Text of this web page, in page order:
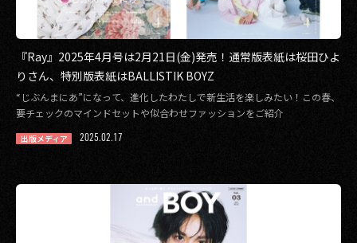
『Ray』2025年4月号は2月21日(金)発売！通常版表紙は桜田ひよ
りさん、特別版表紙はBALLISTIK BOYZ
“じぶんまにあ”になって、進化したわたしで新生活を楽しみたい！この春、
要チェックのマインドセットや似合わせファッションをご紹介
出版メディア 2025.02.17